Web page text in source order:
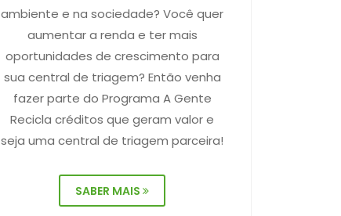
ambiente e na sociedade? Você quer
aumentar a renda e ter mais
oportunidades de crescimento para
sua central de triagem? Então venha
fazer parte do Programa A Gente
Recicla créditos que geram valor e
seja uma central de triagem parceira!
SABER MAIS